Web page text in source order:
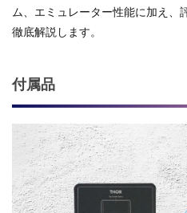
ム、エミュレーター性能に加え、
徹底解説します。
付属品